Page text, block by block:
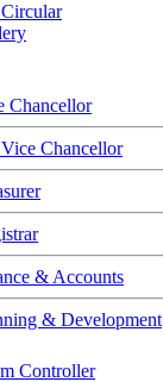
Chancellor
Chancellor
& Accounts
& Development
Controller